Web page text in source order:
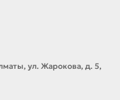
ул. Жарокова, д. 5,